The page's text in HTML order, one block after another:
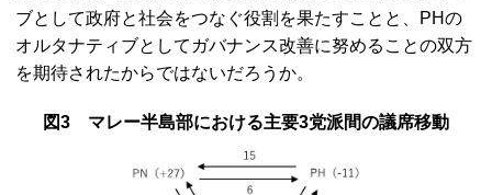
ブとして政府と社会をつなぐ役割を果たすことと、
PHの
オルタナティブとしてガバナンス改善に努めることの双方
を期待されたからではないだろうか。
図3 マレー半島部における主要3党派間の議席移動